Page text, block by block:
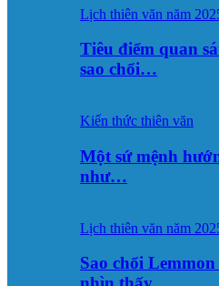
Lịch thiên văn năm
Tiêu điểm quan
sao chổi…
Kiến thức thiên văn
Một sứ mệnh
như…
Lịch thiên văn năm
Sao chổi